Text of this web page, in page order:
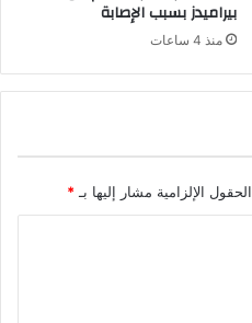
بيراميدز بسبب الإصابة
منذ 4 ساعات
الحقول الإلزامية مشار إليها بـ *